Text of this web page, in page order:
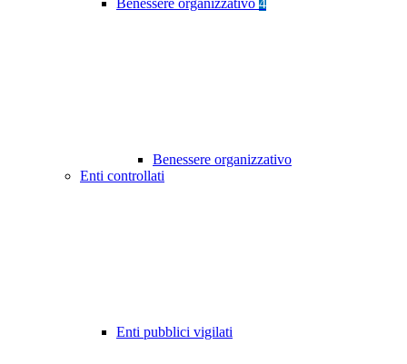
Benessere organizzativo 4
Benessere organizzativo
Enti controllati
Enti pubblici vigilati